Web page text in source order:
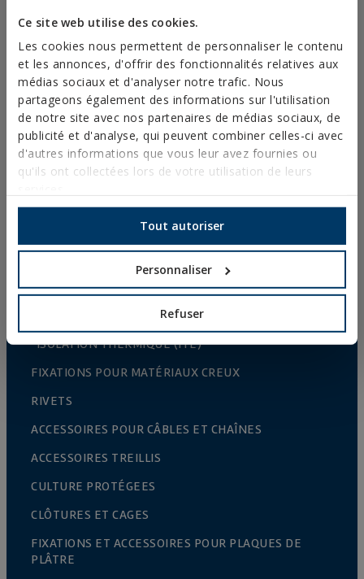
Ce site web utilise des cookies.
Les cookies nous permettent de personnaliser le contenu
et les annonces, d'offrir des fonctionnalités relatives aux
médias sociaux et d'analyser notre trafic. Nous
partageons également des informations sur l'utilisation
de notre site avec nos partenaires de médias sociaux, de
publicité et d'analyse, qui peuvent combiner celles-ci avec
d'autres informations que vous leur avez fournies ou
qu'ils ont collectées lors de votre utilisation de leurs
Tout autoriser
Personnaliser
Refuser
COMPRAR ONLINE
TIENDA
Mostrar distribuidores con stock disponible
PRODUITS
FIXATIONS POUR STRUCTURES EN ACIER
FIXATIONS CHIMIQUES
FIXATIONS PLASTIQUES
FIXATIONS ET ACCESOIRES POUR SYSTÈMES D
´ISOLATION THERMIQUE (ITE)
FIXATIONS POUR MATÉRIAUX CREUX
RIVETS
ACCESSOIRES POUR CÂBLES ET CHAÎNES
ACCESSOIRES TREILLIS
CULTURE PROTÉGEES
CLÔTURES ET CAGES
FIXATIONS ET ACCESSOIRES POUR PLAQUES DE
PLÂTRE